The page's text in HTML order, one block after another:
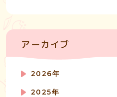
アーカイブ
2026年
2025年